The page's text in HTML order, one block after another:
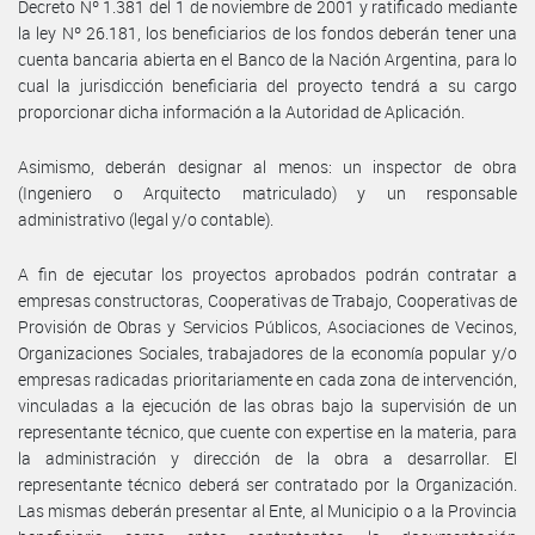
Decreto Nº 1.381 del 1 de noviembre de 2001 y ratificado mediante
la ley Nº 26.181, los beneficiarios de los fondos deberán tener una
cuenta bancaria abierta en el Banco de la Nación Argentina, para lo
cual la jurisdicción beneficiaria del proyecto tendrá a su cargo
proporcionar dicha información a la Autoridad de Aplicación.
Asimismo, deberán designar al menos: un inspector de obra
(Ingeniero o Arquitecto matriculado) y un responsable
administrativo (legal y/o contable).
A fin de ejecutar los proyectos aprobados podrán contratar a
empresas constructoras, Cooperativas de Trabajo, Cooperativas de
Provisión de Obras y Servicios Públicos, Asociaciones de Vecinos,
Organizaciones Sociales, trabajadores de la economía popular y/o
empresas radicadas prioritariamente en cada zona de intervención,
vinculadas a la ejecución de las obras bajo la supervisión de un
representante técnico, que cuente con expertise en la materia, para
la administración y dirección de la obra a desarrollar. El
representante técnico deberá ser contratado por la Organización.
Las mismas deberán presentar al Ente, al Municipio o a la Provincia